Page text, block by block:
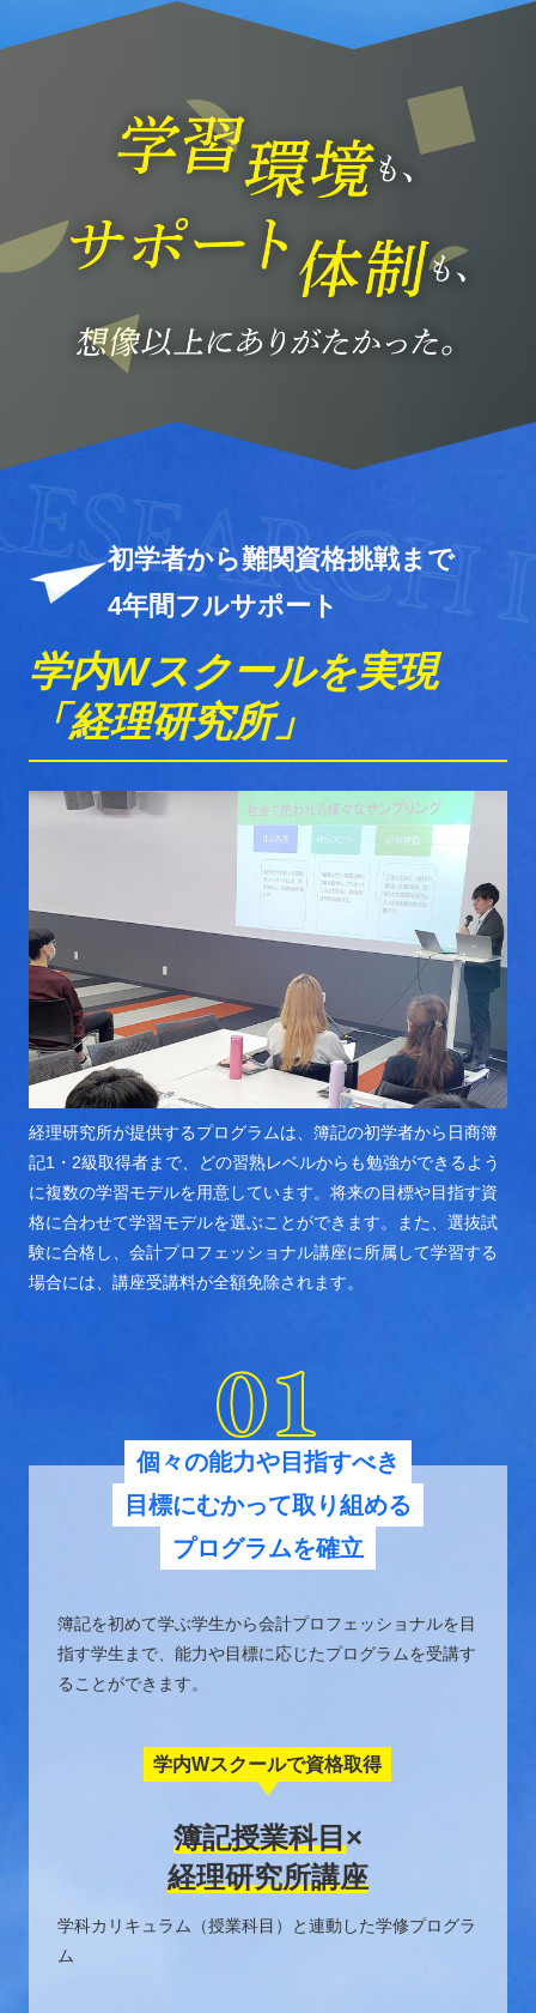
初学者から難関資格挑戦まで
4年間フルサポート
学内Wスクールを実現
「経理研究所」
経理研究所が提供するプログラムは、簿記の初学者から日商簿
記1・2級取得者まで、どの習熟レベルからも勉強ができるよう
に複数の学習モデルを用意しています。将来の目標や目指す資
格に合わせて学習モデルを選ぶことができます。また、選抜試
験に合格し、会計プロフェッショナル講座に所属して学習する
場合には、講座受講料が全額免除されます。
01
個々の能力や目指すべき
目標にむかって取り組める
プログラムを確立
簿記を初めて学ぶ学生から会計プロフェッショナルを目
指す学生まで、能力や目標に応じたプログラムを受講す
ることができます。
学内Wスクールで資格取得
簿記授業科目×
経理研究所講座
学科カリキュラム（授業科目）と連動した学修プログラ
ム